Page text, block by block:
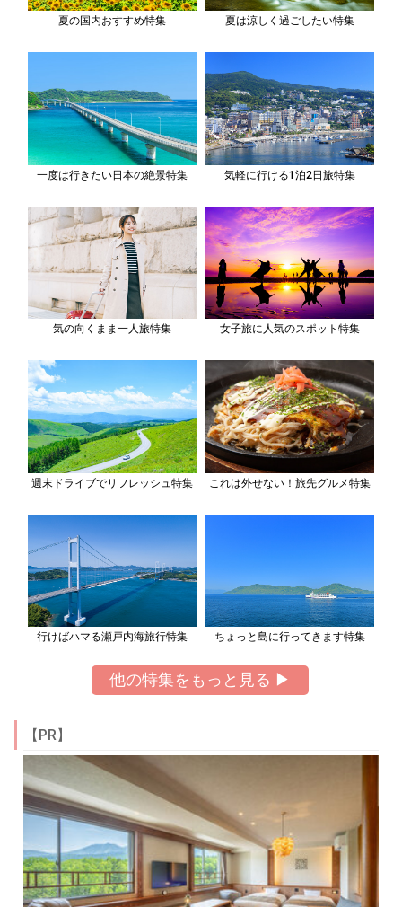
夏の国内おすすめ特集 夏は涼しく過ごしたい特集
一度は行きたい日本の絶景特集 気軽に行ける1泊2日旅特集
気の向くまま一人旅特集 女子旅に人気のスポット特集
週末ドライブでリフレッシュ特集 これは外せない！旅先グルメ特集
行けばハマる瀬戸内海旅行特集 ちょっと島に行ってきます特集
他の特集をもっと見る ▶
【PR】